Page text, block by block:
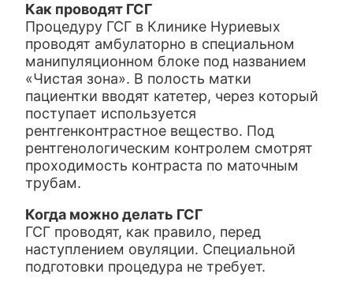
Как проводят ГСГ
Процедуру ГСГ в Клинике Нуриевых
проводят амбулаторно в специальном
манипуляционном блоке под названием
«Чистая зона». В полость матки
пациентки вводят катетер, через который
поступает используется
рентгенконтрастное вещество. Под
рентгенологическим контролем смотрят
проходимость контраста по маточным
трубам.
Когда можно делать ГСГ
ГСГ проводят, как правило, перед
наступлением овуляции. Специальной
подготовки процедура не требует.